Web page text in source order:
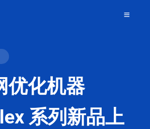
优化机器
系列新品上